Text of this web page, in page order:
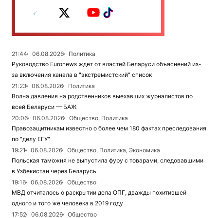
21:44 06.08.2026
Политика
Руководство Euronews ждет от властей Беларуси объяснений из-
за включения канала в "экстремистский" список
21:23
06.08.2026
Политика
Волна давления на родственников выехавших журналистов по
всей Беларуси — БАЖ
20:06
06.08.2026
Общество, Политика
Правозащитникам известно о более чем 180 фактах преследования
по "делу ЕГУ"
19:21
06.08.2026
Общество, Политика, Экономика
Польская таможня не выпустила фуру с товарами, следовавшими
в Узбекистан через Беларусь
19:16
06.08.2026
Общество
МВД отчиталось о раскрытии дела ОПГ, дважды похитившей
одного и того же человека в 2019 году
17:52
06.08.2026 Общество